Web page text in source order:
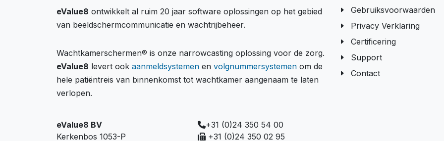
eValue8 ontwikkelt al ruim 20 jaar software oplossingen op het gebied
van beeldschermcommunicatie en wachtrijbeheer.
Wachtkamerschermen® is onze narrowcasting oplossing voor de zorg.
eValue8 levert ook aanmeldsystemen en volgnummersystemen om de
hele patiëntreis van binnenkomst tot wachtkamer aangenaam te laten
verlopen.
eValue8 BV
Kerkenbos 1053-P
+31 (0)24 350 54 00
+31 (0)24 350 02 95
Gebruiksvoorwaarden
Privacy Verklaring
Certificering
Support
Contact